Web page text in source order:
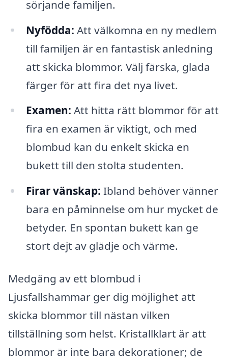
sörjande familjen.
Nyfödda: Att välkomna en ny medlem
till familjen är en fantastisk anledning
att skicka blommor. Välj färska, glada
färger för att fira det nya livet.
Examen: Att hitta rätt blommor för att
fira en examen är viktigt, och med
blombud kan du enkelt skicka en
bukett till den stolta studenten.
Firar vänskap: Ibland behöver vänner
bara en påminnelse om hur mycket de
betyder. En spontan bukett kan ge
stort dejt av glädje och värme.
Medgäng av ett blombud i
Ljusfallshammar ger dig möjlighet att
skicka blommor till nästan vilken
tillställning som helst. Kristallklart är att
blommor är inte bara dekorationer; de